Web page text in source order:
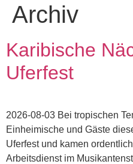
Archiv
Karibische
Uferfest
2026-08-03 Bei tropischen
Einheimische und Gäste
Uferfest und kamen
Arbeitsdienst im